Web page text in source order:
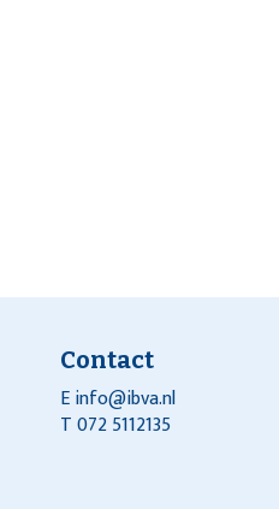
Contact
Einfo@ibva.nl
T 072 5112135